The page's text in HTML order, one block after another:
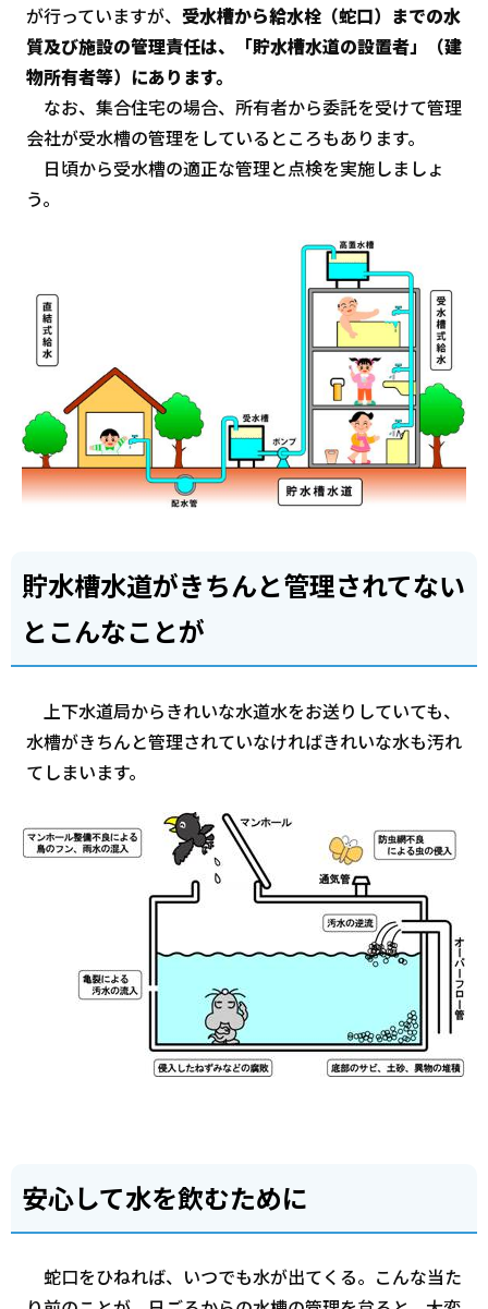
が行っていますが、 受水槽から給水栓（蛇口）までの水
質及び施設の管理責任は、「貯水槽水道の設置者」（建
物所有者等）にあります。
なお、集合住宅の場合、所有者から委託を受けて管理
会社が受水槽の管理をしているところもあります。
日頃から受水槽の適正な管理と点検を実施しましょ
う。
貯水槽水道がきちんと管理されてない
とこんなことが
上下水道局からきれいな水道水をお送りしていても、
水槽がきちんと管理されていなければきれいな水も汚れ
てしまいます。
安心して水を飲むために
蛇口をひねれば、いつでも水が出てくる。こんな当た